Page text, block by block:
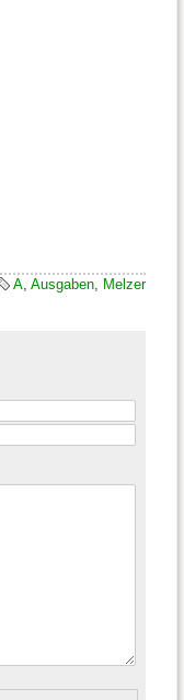
A Ausgaben Melzer